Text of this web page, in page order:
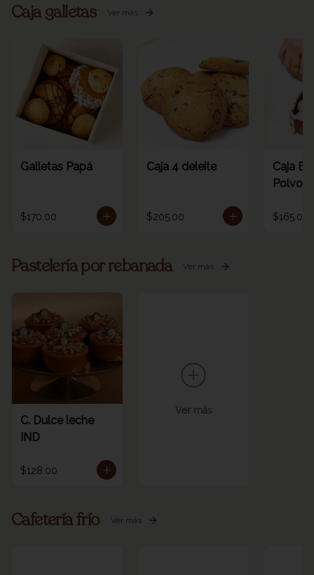
Caja galletas Ver más
Galletas Papá
$170.00
Caja 4 deleite
$205.00
Caja
$165.00
Pastelería por rebanada Ver más
C. Dulce leche
IND
$128.00
Ver más
Cafetería frío Ver más